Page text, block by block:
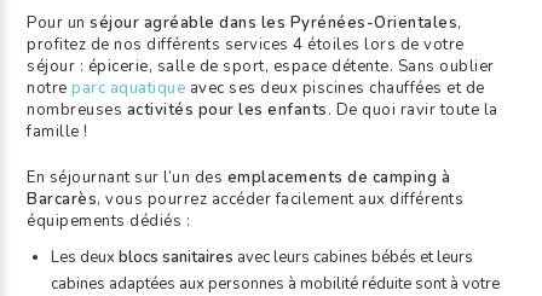
Pour unséjour agréable dans les Pyrénées-Orientales,
profitez de nos différents services 4 étoiles lors de votre
séjour : épicerie, salle de sport, espace détente. Sans oublier
notre parc aquatique avec ses deux piscines chauffées et de
nombreuses activités pour les enfants. De quoi ravir toute la
famille !
En séjournant sur l’un des emplacements de camping à
Barcarès, vous pourrez accéder facilement aux différents
équipements dédiés :
Les deuxblocs sanitaires avec leurs cabines bébés et leurs
cabines adaptées aux personnes à mobilité réduite sont à votre